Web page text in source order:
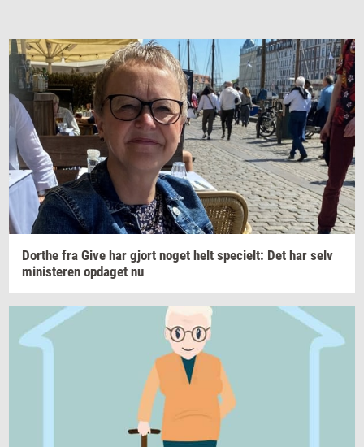
Dort­he fra Give har gjort noget helt spe­ci­elt: Det har selv
mi­ni­ste­ren op­da­get nu